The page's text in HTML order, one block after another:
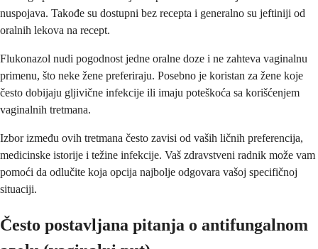
nuspojava. Takođe su dostupni bez recepta i generalno su jeftiniji od
oralnih lekova na recept.
Flukonazol nudi pogodnost jedne oralne doze i ne zahteva vaginalnu
primenu, što neke žene preferiraju. Posebno je koristan za žene koje
često dobijaju gljivične infekcije ili imaju poteškoća sa korišćenjem
vaginalnih tretmana.
Izbor između ovih tretmana često zavisi od vaših ličnih preferencija,
medicinske istorije i težine infekcije. Vaš zdravstveni radnik može vam
pomoći da odlučite koja opcija najbolje odgovara vašoj specifičnoj
situaciji.
Često postavljana pitanja o antifungalnom